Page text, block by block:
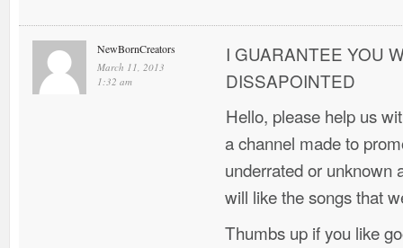
NewBornCreators
March 11, 2013
1:32 am
I GUARANTEE YOU
DISSAPOINTED
Hello, please help us
a channel made to
underrated or unknown
will like the songs that
Thumbs up if you like